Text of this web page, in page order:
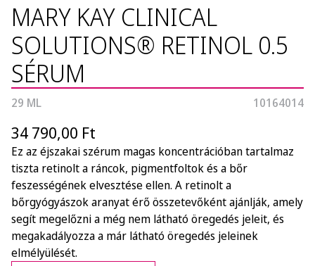
MARY KAY CLINICAL
SOLUTIONS® RETINOL 0.5
SÉRUM
29 ML 10164014
34 790,00 Ft
Ez az éjszakai szérum magas koncentrációban tartalmaz
tiszta retinolt a ráncok, pigmentfoltok és a bőr
feszességének elvesztése ellen. A retinolt a
bőrgyógyászok aranyat érő összetevőként ajánlják, amely
segít megelőzni a még nem látható öregedés jeleit, és
megakadályozza a már látható öregedés jeleinek
elmélyülését.